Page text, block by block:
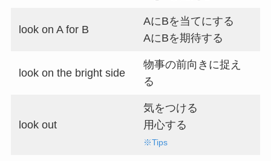
look on A for B
AにBを当てにする
AにBを期待する
look on the bright side
物事の前向きに捉え
る
look out
気をつける
用心する
※Tips